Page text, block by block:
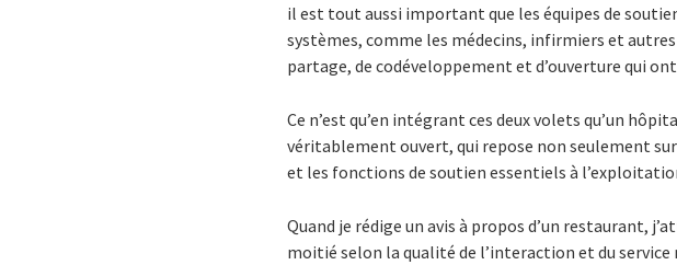
il est tout aussi important que les équipes de
systèmes, comme les médecins, infirmiers et
partage, de codéveloppement et d’ouverture qui
Ce n’est qu’en intégrant ces deux volets qu’un
véritablement ouvert, qui repose non seulement
et les fonctions de soutien essentiels à
Quand je rédige un avis à propos d’un restaurant,
moitié selon la qualité de l’interaction et du